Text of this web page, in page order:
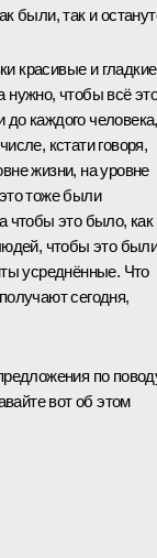
были, так и
красивые и гладкие
нужно, чтобы всё
каждого человека,
кстати говоря,
жизни, на уровне
тоже были
чтобы это было, как
чтобы это
усреднённые. Что
сегодня,
по
вот об этом